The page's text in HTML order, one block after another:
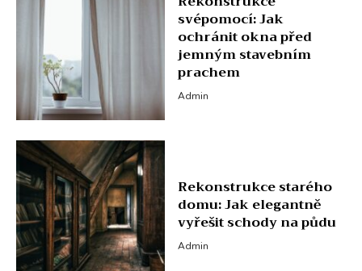
svépomocí: Jak
ochránit okna před
jemným stavebním
prachem
Admin
Rekonstrukce starého
domu: Jak elegantně
vyřešit schody na půdu
Admin